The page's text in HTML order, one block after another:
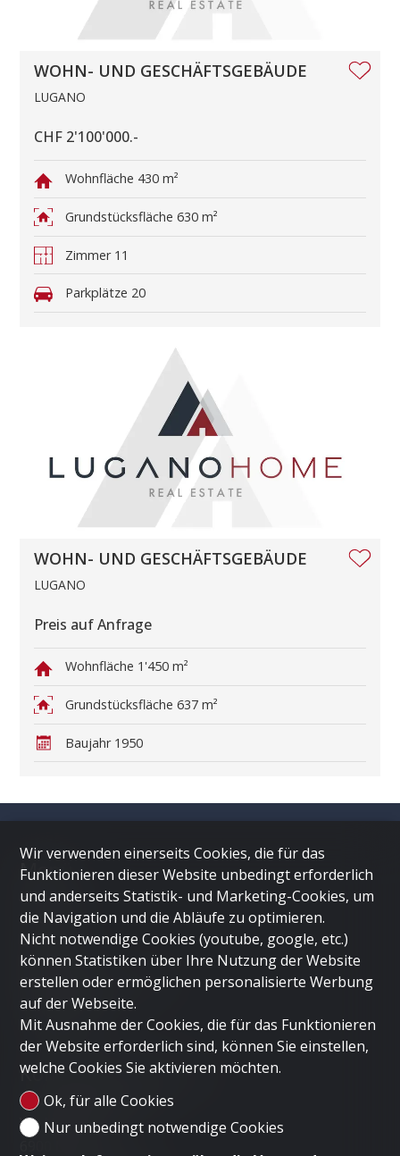
WOHN- UND GESCHÄFTSGEBÄUDE
LUGANO
CHF 2'100'000.-
Wohnfläche 430 m²
Grundstücksfläche 630 m²
Zimmer 11
Parkplätze 20
WOHN- UND GESCHÄFTSGEBÄUDE
LUGANO
Preis auf Anfrage
Wohnfläche 1'450 m²
Grundstücksfläche 637 m²
Baujahr 1950
Menü
HOME
LUGANO
DUBAI
LONDON
IMMOBILIE VERKAUFEN
Unternehmen
KONTAKT
Kontaktieren Sie uns
LUGANO HOME SAGL
Via Nassa 3b
Wir verwenden einerseits Cookies, die für das
Funktionieren dieser Website unbedingt erforderlich
und anderseits Statistik- und Marketing-Cookies, um
die Navigation und die Abläufe zu optimieren.
Nicht notwendige Cookies (youtube, google, etc.)
können Statistiken über Ihre Nutzung der Website
erstellen oder ermöglichen personalisierte Werbung
auf der Webseite.
Mit Ausnahme der Cookies, die für das Funktionieren
der Website erforderlich sind, können Sie einstellen,
welche Cookies Sie aktivieren möchten.
Ok, für alle Cookies
Nur unbedingt notwendige Cookies